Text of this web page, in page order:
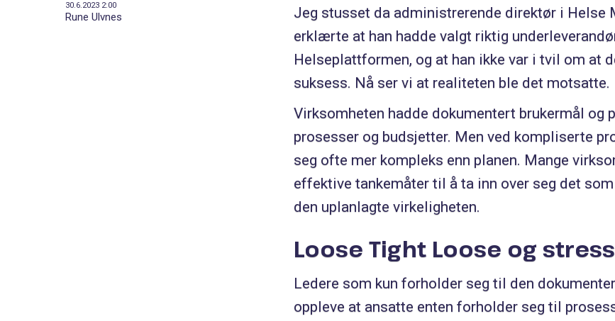
30.6.2023 2:00
Rune Ulvnes
Jeg stusset da administrerende direktør i Helse
erklærte at han hadde valgt riktig
Helseplattformen, og at han ikke var i tvil om at
suksess. Nå ser vi at realiteten ble det motsatte.
Virksomheten hadde dokumentert brukermål og
prosesser og budsjetter. Men ved kompliserte
seg ofte mer kompleks enn planen. Mange
effektive tankemåter til å ta inn over seg det
den uplanlagte virkeligheten.
Loose Tight Loose og stress
Ledere som kun forholder seg til den
oppleve at ansatte enten forholder seg til